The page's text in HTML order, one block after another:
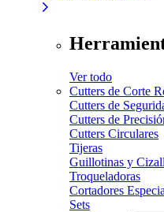
Ver todo
Cutters de Corte
Cutters de
Cutters de
Cutters Circulares
Tijeras
Guillotinas y
Troqueladoras
Cortadores
Sets